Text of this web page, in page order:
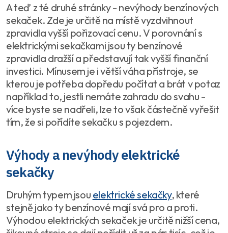
A teď z té druhé stránky - nevýhody benzínových
sekaček. Zde je určitě na místě vyzdvihnout
zpravidla vyšší pořizovací cenu. V porovnání s
elektrickými sekačkami jsou ty benzínové
zpravidla dražší a představují tak vyšší finanční
investici. Mínusem je i větší váha přístroje, se
kterou je potřeba dopředu počítat a brát v potaz
například to, jestli nemáte zahradu do svahu -
více byste se nadřeli, lze to však částečně vyřešit
tím, že si pořídíte sekačku s pojezdem.
Výhody a nevýhody elektrické
sekačky
Druhým typem jsou elektrické sekačky, které
stejně jako ty benzínové mají svá pro a proti.
Výhodou elektrických sekaček je určitě nižší cena,